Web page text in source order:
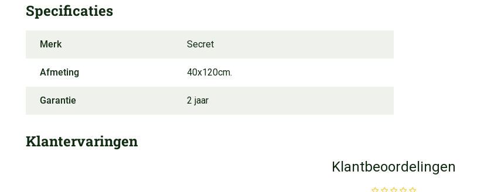
Specificaties
Merk Secret
Afmeting 40x120cm.
Garantie 2 jaar
Klantervaringen
Klantbeoordelingen